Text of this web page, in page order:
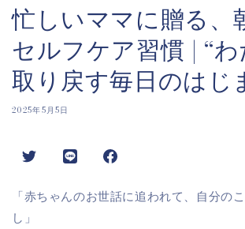
忙しいママに贈る、
セルフケア習慣 | “わ
取り戻す毎日のはじ
2025年5月5日
TwitterLINE Instagram
「赤ちゃんのお世話に追われて、自分の
し」